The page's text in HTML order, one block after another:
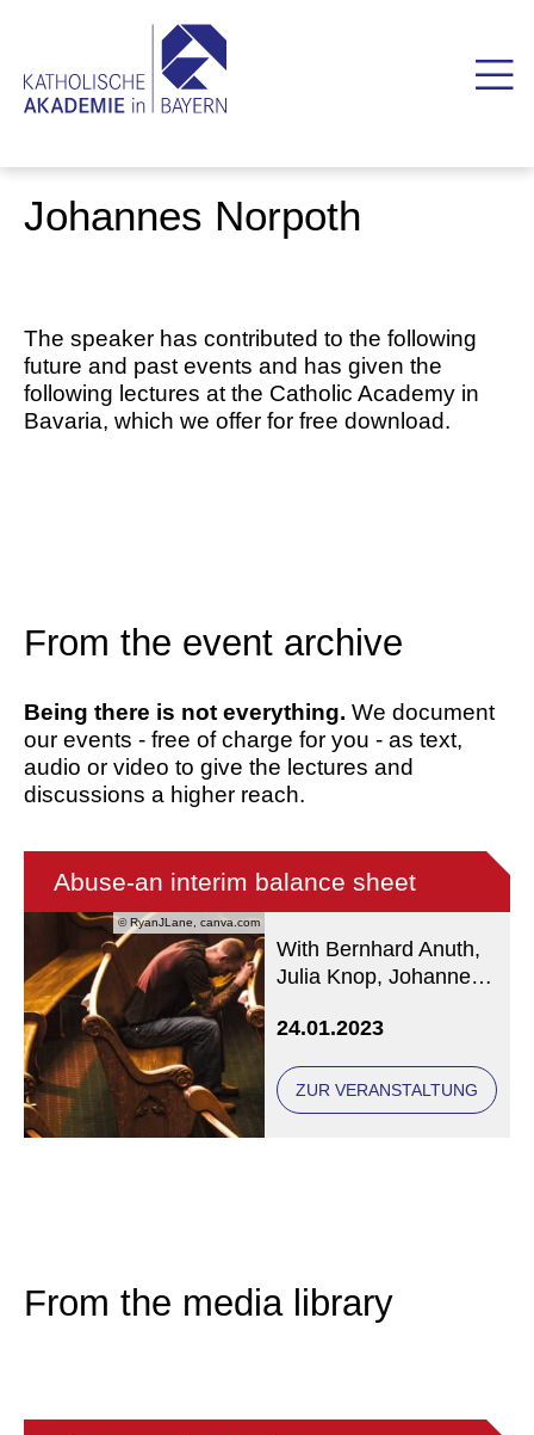
Johannes Norpoth
The speaker has contributed to the following
future and past events and has given the
following lectures at the Catholic Academy in
Bavaria, which we offer for free download.
From the event archive
Being there is not everything. We document
our events - free of charge for you - as text,
audio or video to give the lectures and
discussions a higher reach.
© RyanJLane, canva.com
Abuse-an interim balance sheet
With Bernhard Anuth,
Julia Knop, Johannes
Stötzel
24.01.2023
ZUR VERANSTALTUNG
From the media library